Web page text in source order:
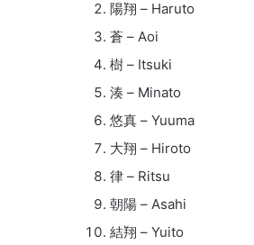
陽翔 – Haruto
蒼 – Aoi
樹 – Itsuki
湊 – Minato
悠真 – Yuuma
大翔 – Hiroto
律 – Ritsu
朝陽 – Asahi
結翔 – Yuito